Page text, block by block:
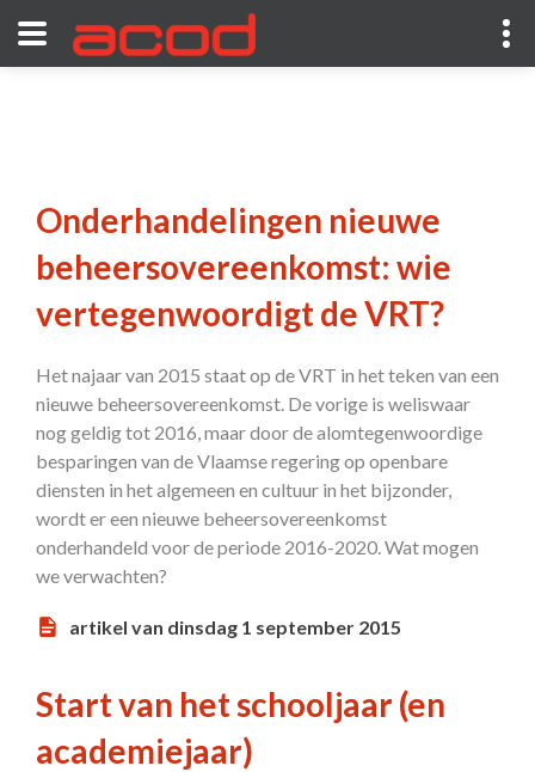
Onderhandelingen nieuwe
beheersovereenkomst: wie
vertegenwoordigt de VRT?
Het najaar van 2015 staat op de VRT in het teken van een
nieuwe beheersovereenkomst. De vorige is weliswaar
nog geldig tot 2016, maar door de alomtegenwoordige
besparingen van de Vlaamse regering op openbare
diensten in het algemeen en cultuur in het bijzonder,
wordt er een nieuwe beheersovereenkomst
onderhandeld voor de periode 2016-2020. Wat mogen
we verwachten?
artikel van dinsdag 1 september 2015
Start van het schooljaar (en
academiejaar)